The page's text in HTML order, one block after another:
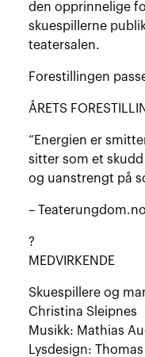
den opprinnelige
skuespillerne
teatersalen.
Forestillingen
ÅRETS
“Energien er
sitter som et
og uanstrengt på
– Teaterungdom.no
?
MEDVIRKENDE
Skuespillere og
Christina Sleipnes
Musikk: Mathias
Lysdesign: